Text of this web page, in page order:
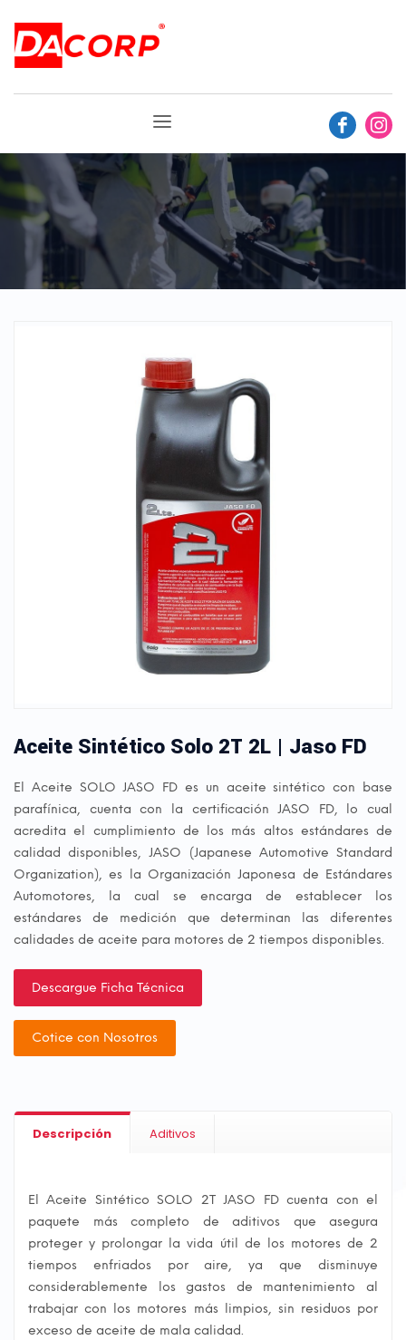
Aceite Sintético Solo 2T 2L | Jaso FD
El Aceite SOLO JASO FD es un aceite sintético con base
parafínica, cuenta con la certificación JASO FD, lo cual
acredita el cumplimiento de los más altos estándares de
calidad disponibles, JASO (Japanese Automotive Standard
Organization), es la Organización Japonesa de Estándares
Automotores, la cual se encarga de establecer los
estándares de medición que determinan las diferentes
calidades de aceite para motores de 2 tiempos disponibles.
Descargue Ficha Técnica
Cotice con Nosotros
Descripción Aditivos
El Aceite Sintético SOLO 2T JASO FD cuenta con el
paquete más completo de aditivos que asegura
proteger y prolongar la vida útil de los motores de 2
tiempos enfriados por aire, ya que disminuye
considerablemente los gastos de mantenimiento al
trabajar con los motores más limpios, sin residuos por
exceso de aceite de mala calidad.